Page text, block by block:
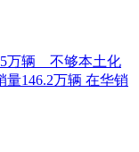
万辆 不够本土化
量146.2万辆 在华销